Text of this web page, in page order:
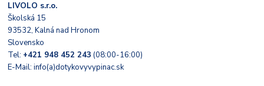
LIVOLO s.r.o.
Školská 15
93532, Kalná nad Hronom
Slovensko
Tel: +421 948 452 243 (08:00-16:00)
E-Mail: info(a)dotykovyvypinac.sk